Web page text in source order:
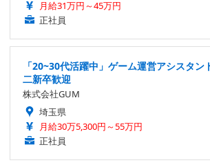
月給31万円～45万円
正社員
「20~30代活躍中」ゲーム運営アシスタ
二新卒歓迎
株式会社GUM
埼玉県
月給30万5,300円～55万円
正社員